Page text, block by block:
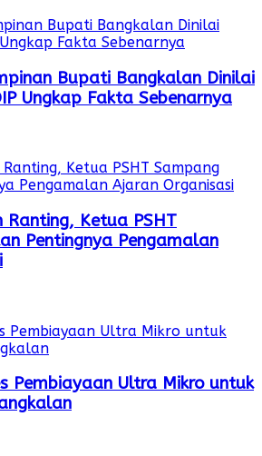
Bupati Bangkalan Dinilai
Ungkap Fakta Sebenarnya
Ketua PSHT
Pentingnya Pengamalan
Pembiayaan Ultra Mikro untuk